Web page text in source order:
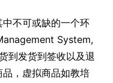
不可或缺的一个环
System,
到发货到签收以及退
，虚拟商品如教培